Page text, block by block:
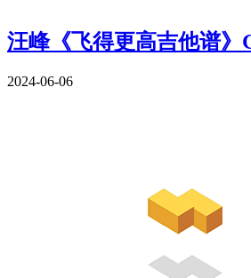
汪峰《飞得更高吉他谱》
2024-06-06